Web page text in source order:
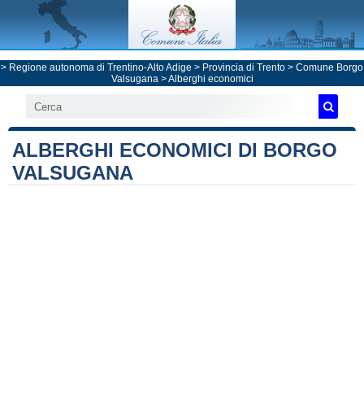
> Regione autonoma di Trentino-Alto Adige > Provincia di Trento > Comune Borgo
Valsugana> Alberghi economici
ALBERGHI ECONOMICI DI BORGO
VALSUGANA